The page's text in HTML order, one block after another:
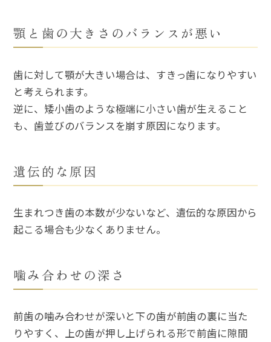
顎と歯の大きさのバランスが悪い
歯に対して顎が大きい場合は、すきっ歯になりやすい
と考えられます。
逆に、矮小歯のような極端に小さい歯が生えること
も、歯並びのバランスを崩す原因になります。
遺伝的な原因
生まれつき歯の本数が少ないなど、遺伝的な原因から
起こる場合も少なくありません。
噛み合わせの深さ
前歯の噛み合わせが深いと下の歯が前歯の裏に当た
りやすく、上の歯が押し上げられる形で前歯に隙間